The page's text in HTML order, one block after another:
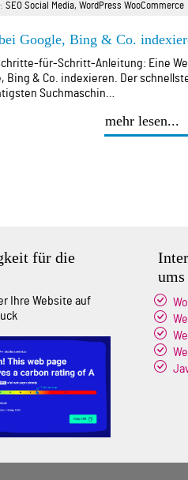
Google, Bing & Co.
SEO Social Media, WordPress WooCommerce
für-Schritt-Anleitung: Eine
Bing & Co. indexieren. Der
Suchmaschin…
mehr lesen...
für die
Ihre Website auf
ums